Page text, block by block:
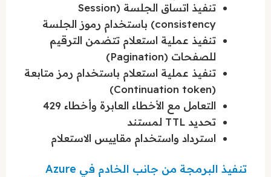
تنفيذ اتساق الجلسة (Session
consistency) باستخدام رموز الجلسة
تنفيذ عملية استعلام تتضمن الترقيم
للصفحات (Pagination)
تنفيذ عملية استعلام باستخدام رمز متابعة
(Continuation token)
التعامل مع الأخطاء العابرة وأخطاء 429
تحديد TTL لمستند
استرداد واستخدام مقاييس الاستعلام
تنفيذ البرمجة من جانب الخادم في Azure